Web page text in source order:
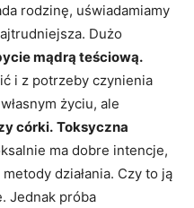
rodzinę, uświadamiamy
Dużo
mądrą teściową.
i z potrzeby czynienia
życiu, ale
córki. Toksyczna
ma dobre intencje,
działania. Czy to ją
Jednak próba